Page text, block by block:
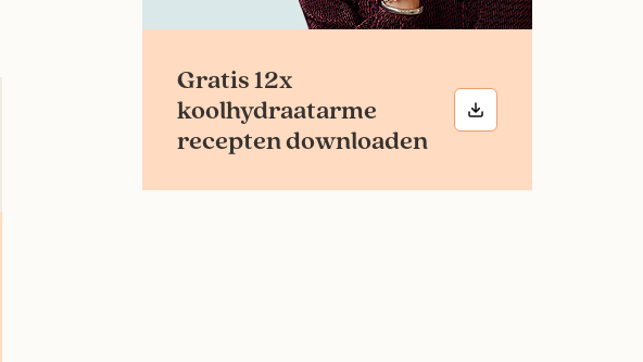
Gratis 12x
koolhydraatarme
recepten downloaden